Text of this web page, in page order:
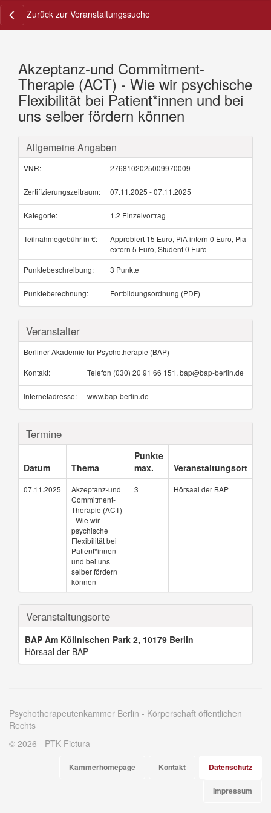
Zurück zur Veranstaltungssuche
Akzeptanz-und Commitment-
Therapie (ACT) - Wie wir psychische
Flexibilität bei Patient*innen und bei
uns selber fördern können
Allgemeine Angaben
VNR: 2768102025009970009
Zertifizierungszeitraum: 07.11.2025 - 07.11.2025
Kategorie: 1.2 Einzelvortrag
Teilnahmegebühr in €:
Approbiert 15 Euro, PiA intern 0 Euro, Pia
extern 5 Euro, Student 0 Euro
Punktebeschreibung:
3 Punkte
Punkteberechnung: Fortbildungsordnung (PDF)
Veranstalter
Berliner Akademie für Psychotherapie (BAP)
Kontakt:
Telefon (030) 20 91 66 151, bap@bap-berlin.de
Internetadresse: www.bap-berlin.de
Termine
Datum Thema
Punkte
max.
Veranstaltungsort
07.11.2025
Akzeptanz-und
Commitment-
Therapie (ACT)
- Wie wir
psychische
Flexibilität bei
Patient*innen
und bei uns
selber fördern
können
3 Hörsaal der BAP
Veranstaltungsorte
BAP Am Köllnischen Park 2, 10179 Berlin
Hörsaal der BAP
Psychotherapeutenkammer Berlin - Körperschaft öffentlichen
Rechts
© 2026 - PTK Fictura
Kammerhomepage Kontakt Datenschutz
Impressum